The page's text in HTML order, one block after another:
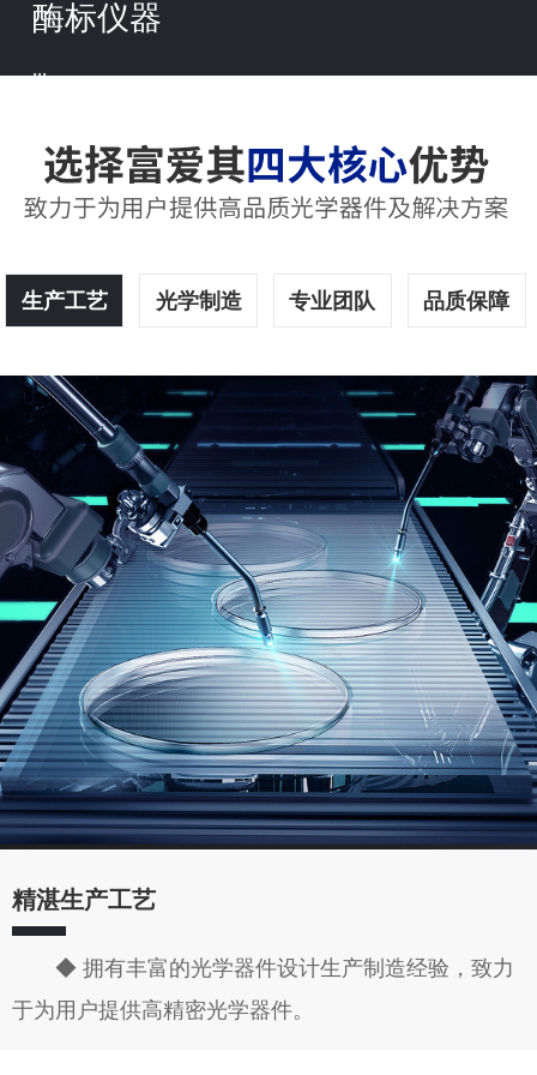
酶标仪器
...
生产工艺 光学制造 专业团队 品质保障
精湛生产工艺
◆ 拥有丰富的光学器件设计生产制造经验，致力
于为用户提供高精密光学器件。